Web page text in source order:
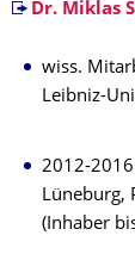
Dr. Miklas
wiss.
Leibniz-
2012-
Lüneburg,
(Inhaber